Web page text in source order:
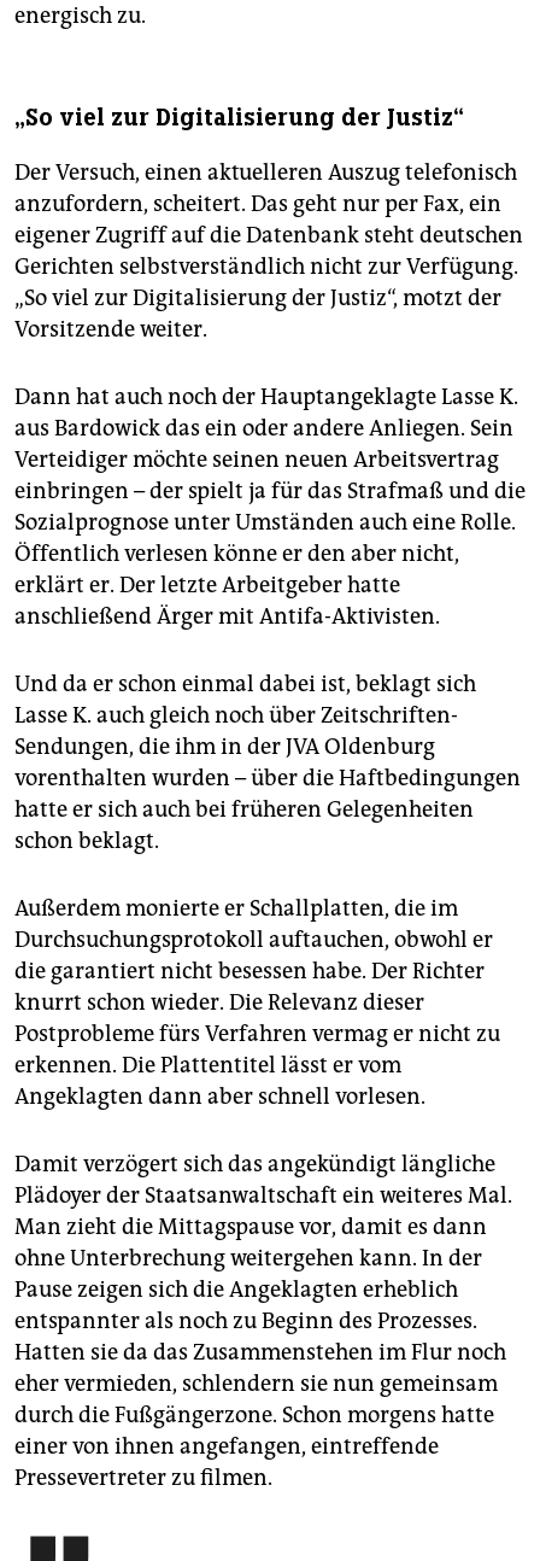
energisch zu.
„So viel zur Digitalisierung der Justiz“
Der Versuch, einen aktuelleren Auszug telefonisch
anzufordern, scheitert. Das geht nur per Fax, ein
eigener Zugriff auf die Datenbank steht deutschen
Gerichten selbstverständlich nicht zur Verfügung.
„So viel zur Digitalisierung der Justiz“, motzt der
Vorsitzende weiter.
Dann hat auch noch der Hauptangeklagte Lasse K.
aus Bardowick das ein oder andere Anliegen. Sein
Verteidiger möchte seinen neuen Arbeitsvertrag
einbringen – der spielt ja für das Strafmaß und die
Sozialprognose unter Umständen auch eine Rolle.
Öffentlich verlesen könne er den aber nicht,
erklärt er. Der letzte Arbeitgeber hatte
anschließend Ärger mit Antifa-Aktivisten.
Und da er schon einmal dabei ist, beklagt sich
Lasse K. auch gleich noch über Zeitschriften-
Sendungen, die ihm in der JVA Oldenburg
vorenthalten wurden – über die Haftbedingungen
hatte er sich auch bei früheren Gelegenheiten
schon beklagt.
Außerdem monierte er Schallplatten, die im
Durchsuchungsprotokoll auftauchen, obwohl er
die garantiert nicht besessen habe. Der Richter
knurrt schon wieder. Die Relevanz dieser
Postprobleme fürs Verfahren vermag er nicht zu
erkennen. Die Platten­titel lässt er vom
Angeklagten dann aber schnell vorlesen.
Damit verzögert sich das angekündigt längliche
Plädoyer der Staatsanwaltschaft ein weiteres Mal.
Man zieht die Mittagspause vor, damit es dann
ohne Unterbrechung weitergehen kann. In der
Pause zeigen sich die Angeklagten erheblich
entspannter als noch zu Beginn des Prozesses.
Hatten sie da das Zusammenstehen im Flur noch
eher vermieden, schlendern sie nun gemeinsam
durch die Fußgängerzone. Schon morgens hatte
einer von ihnen angefangen, eintreffende
Pressevertreter zu filmen.